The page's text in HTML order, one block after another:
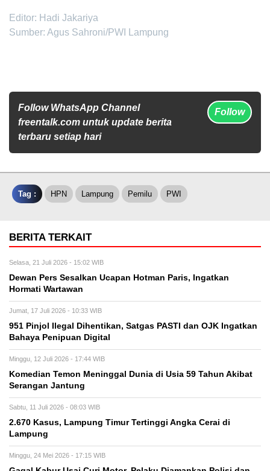
Editor: Hadi Jakariya
Sumber: Agus Sahroni/PWI Lampung
Follow WhatsApp Channel
freentalk.com untuk update berita
terbaru setiap hari
Follow
Tag : HPN Lampung Pemilu PWI
BERITA TERKAIT
Selasa, 21 Juli 2026 - 15:02 WIB
Dewan Pers Sesalkan Ucapan Hotman Paris, Ingatkan
Hormati Wartawan
Jumat, 17 Juli 2026 - 10:33 WIB
951 Pinjol Ilegal Dihentikan, Satgas PASTI dan OJK Ingatkan
Bahaya Penipuan Digital
Minggu, 12 Juli 2026 - 17:44 WIB
Komedian Temon Meninggal Dunia di Usia 59 Tahun Akibat
Serangan Jantung
Sabtu, 11 Juli 2026 - 08:03 WIB
2.670 Kasus, Lampung Timur Tertinggi Angka Cerai di
Lampung
Minggu, 24 Mei 2026 - 17:15 WIB